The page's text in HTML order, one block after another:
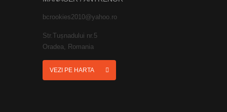
bcrookies2010@yahoo.ro
Str.Tușnadului nr.5
Oradea, Romania
VEZI PE HARTA